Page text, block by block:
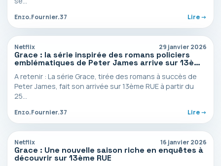
Enzo.Fournier.37 Lire ->
Netflix 29 janvier 2026
Grace : la série inspirée des romans policiers
emblématiques de Peter James arrive sur 13ème
A retenir : La série Grace, tirée des romans à succès de
Peter James, fait son arrivée sur 13ème RUE à partir du
25…
Enzo.Fournier.37 Lire ->
Netflix 16 janvier 2026
Grace : Une nouvelle saison riche en enquêtes à
découvrir sur 13ème RUE